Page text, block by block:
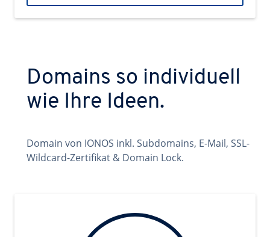
Domains so individuell
wie Ihre Ideen.
Domain von IONOS inkl. Subdomains, E-Mail, SSL-
Wildcard-Zertifikat & Domain Lock.